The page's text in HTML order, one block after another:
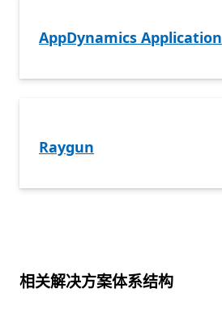
AppDynamics Application
Raygun
相关解决方案体系结构